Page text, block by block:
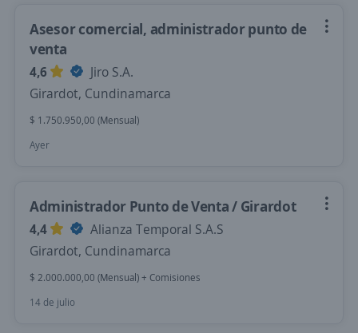
Asesor comercial, administrador punto de
venta
4,6
Jiro S.A.
Girardot, Cundinamarca
$ 1.750.950,00 (Mensual)
Ayer
Administrador Punto de Venta / Girardot
4,4
Alianza Temporal S.A.S
Girardot, Cundinamarca
$ 2.000.000,00 (Mensual) + Comisiones
14 de julio